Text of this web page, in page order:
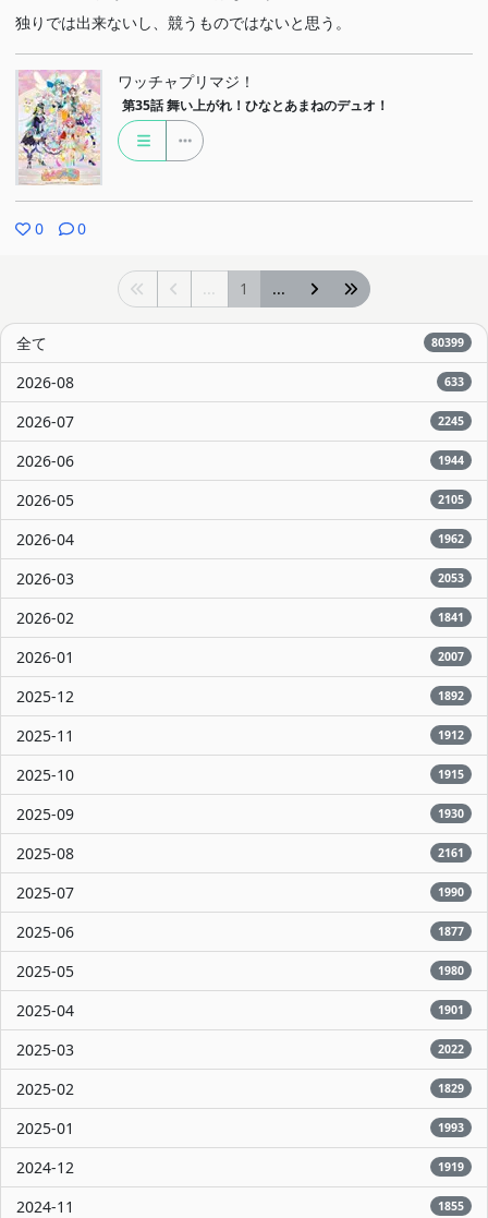
独りでは出来ないし、競うものではないと思う。
ワッチャプリマジ！
第35話 舞い上がれ！ひなとあまねのデュオ！
0 0
... 1 ...
全て 80399
2026-08 633
2026-07 2245
2026-06 1944
2026-05 2105
2026-04 1962
2026-03 2053
2026-02 1841
2026-01 2007
2025-12 1892
2025-11 1912
2025-10 1915
2025-09 1930
2025-08 2161
2025-07 1990
2025-06 1877
2025-05 1980
2025-04 1901
2025-03 2022
2025-02 1829
2025-01 1993
2024-12 1919
2024-11 1855